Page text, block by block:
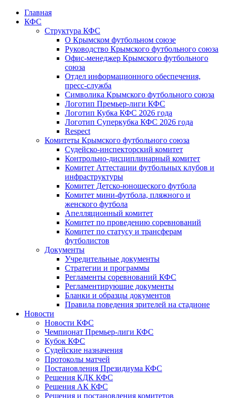
Главная
КФС
Структура КФС
О Крымском футбольном союзе
Руководство Крымского футбольного союза
Офис-менеджер Крымского футбольного
союза
Отдел информационного обеспечения,
пресс-служба
Символика Крымского футбольного союза
Логотип Премьер-лиги КФС
Логотип Кубка КФС 2026 года
Логотип Суперкубка КФС 2026 года
Respect
Комитеты Крымского футбольного союза
Судейско-инспекторский комитет
Контрольно-дисциплинарный комитет
Комитет Аттестации футбольных клубов и
инфраструктуры
Комитет Детско-юношеского футбола
Комитет мини-футбола, пляжного и
женского футбола
Апелляционный комитет
Комитет по проведению соревнований
Комитет по статусу и трансферам
футболистов
Документы
Учредительные документы
Стратегии и программы
Регламенты соревнований КФС
Регламентирующие документы
Бланки и образцы документов
Правила поведения зрителей на стадионе
Новости
Новости КФС
Чемпионат Премьер-лиги КФС
Кубок КФС
Судейские назначения
Протоколы матчей
Постановления Президиума КФС
Решения КДК КФС
Решения АК КФС
Решения и постановления комитетов